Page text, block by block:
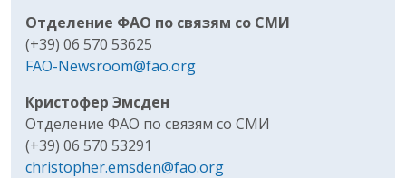
Отделение ФАО по связям со СМИ
(+39) 06 570 53625
FAO-Newsroom@fao.org
Кристофер Эмсден
Отделение ФАО по связям со СМИ
(+39) 06 570 53291
christopher.emsden@fao.org